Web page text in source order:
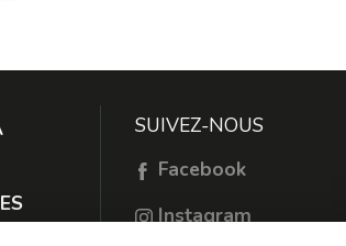
SUIVEZ-NOUS
Facebook
Instagram